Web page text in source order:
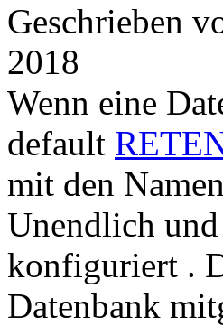
Geschrieben
2018
Wenn eine
default
mit den
Unendlich
konfiguriert .
Datenbank